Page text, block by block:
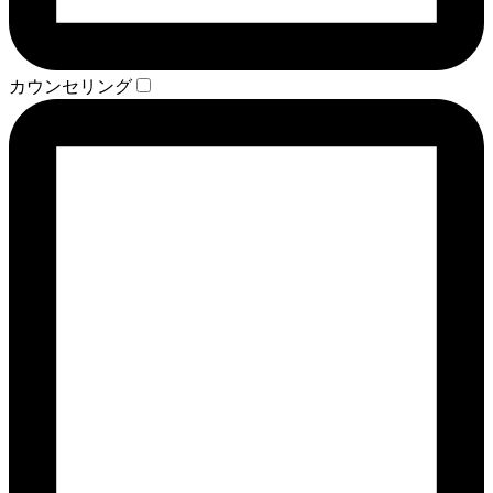
カウンセリング